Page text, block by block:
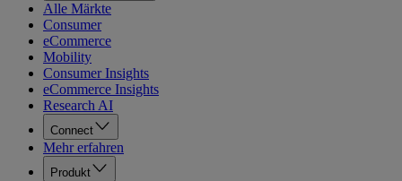
Alle Märkte
Consumer
eCommerce
Mobility
Consumer Insights
eCommerce Insights
Research AI
Connect
Mehr erfahren
Produkt